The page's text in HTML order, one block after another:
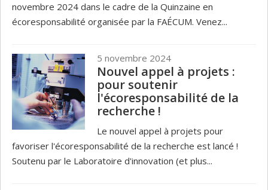
novembre 2024 dans le cadre de la Quinzaine en
écoresponsabilité organisée par la FAÉCUM. Venez...
5 novembre 2024
Nouvel appel à projets :
pour soutenir
l'écoresponsabilité de la
recherche !
Le nouvel appel à projets pour
favoriser l'écoresponsabilité de la recherche est lancé !
Soutenu par le Laboratoire d'innovation (et plus...